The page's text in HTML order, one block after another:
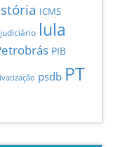
ICMS
judiciário lula
PIB
psdb PT